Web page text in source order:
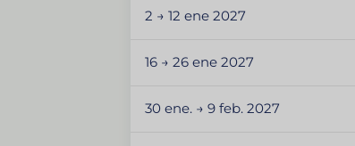
2 → 12 ene 2027
16 → 26 ene 2027
30 ene. → 9 feb. 2027